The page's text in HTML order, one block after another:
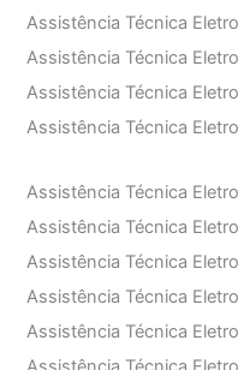
Assistência Técnica
Assistência Técnica
Assistência Técnica
Assistência Técnica
Assistência Técnica
Assistência Técnica
Assistência Técnica
Assistência Técnica
Assistência Técnica